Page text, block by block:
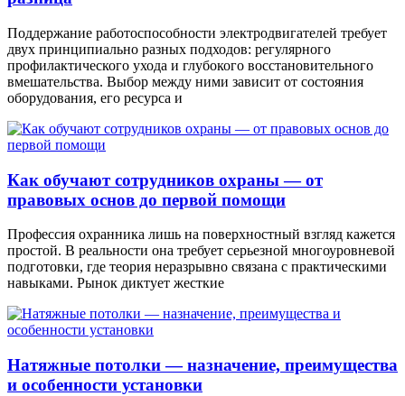
Поддержание работоспособности электродвигателей требует
двух принципиально разных подходов: регулярного
профилактического ухода и глубокого восстановительного
вмешательства. Выбор между ними зависит от состояния
оборудования, его ресурса и
Как обучают сотрудников охраны — от
правовых основ до первой помощи
Профессия охранника лишь на поверхностный взгляд кажется
простой. В реальности она требует серьезной многоуровневой
подготовки, где теория неразрывно связана с практическими
навыками. Рынок диктует жесткие
Натяжные потолки — назначение, преимущества
и особенности установки